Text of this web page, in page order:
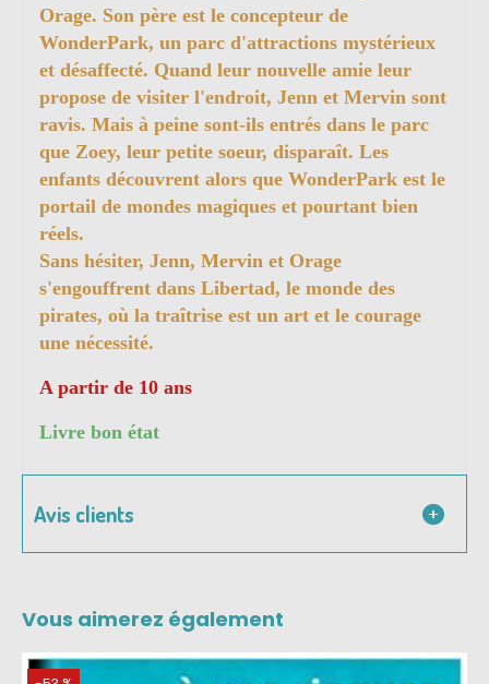
Orage. Son père est le concepteur de
WonderPark, un parc d'attractions mystérieux
et désaffecté. Quand leur nouvelle amie leur
propose de visiter l'endroit, Jenn et Mervin sont
ravis. Mais à peine sont-ils entrés dans le parc
que Zoey, leur petite soeur, disparaît. Les
enfants découvrent alors que WonderPark est le
portail de mondes magiques et pourtant bien
réels.
Sans hésiter, Jenn, Mervin et Orage
s'engouffrent dans Libertad, le monde des
pirates, où la traîtrise est un art et le courage
une nécessité.
A partir de 10 ans
Livre bon état
Avis clients
Vous aimerez également